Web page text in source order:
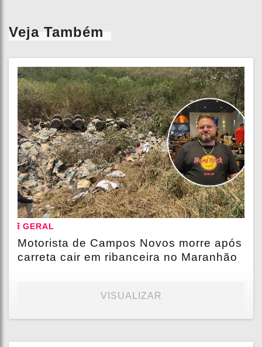
Veja Também
GERAL
Motorista de Campos Novos morre após
carreta cair em ribanceira no Maranhão
VISUALIZAR